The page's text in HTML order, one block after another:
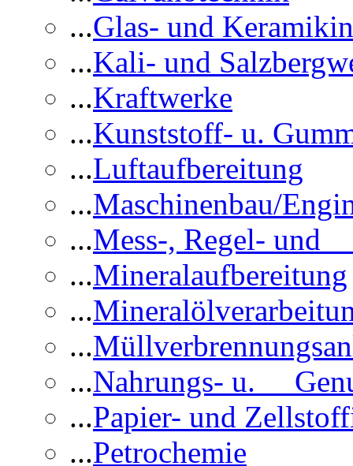
...Glas- und
...Kali- und
...Kraftwerke
...Kunststoff- u.
...Luftaufbereitung
...Maschinenbau/
...Mess-, Regel- und
...Mineralaufbereitung
...
...
...Nahrungs- u.
...Papier- und
...Petrochemie